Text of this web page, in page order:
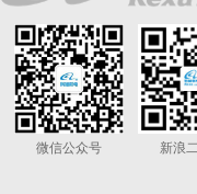
微信公众号 新浪